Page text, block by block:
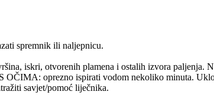
spremnik ili naljepnicu.
iskri, otvorenih plamena i ostalih izvora paljenja.
oprezno ispirati vodom nekoliko minuta.
savjet/pomoć liječnika.